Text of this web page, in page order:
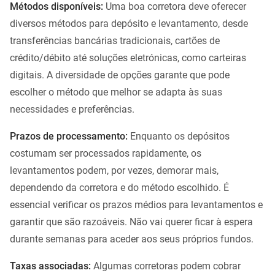
Métodos disponíveis: Uma boa corretora deve oferecer
diversos métodos para depósito e levantamento, desde
transferências bancárias tradicionais, cartões de
crédito/débito até soluções eletrónicas, como carteiras
digitais. A diversidade de opções garante que pode
escolher o método que melhor se adapta às suas
necessidades e preferências.
Prazos de processamento: Enquanto os depósitos
costumam ser processados rapidamente, os
levantamentos podem, por vezes, demorar mais,
dependendo da corretora e do método escolhido. É
essencial verificar os prazos médios para levantamentos e
garantir que são razoáveis. Não vai querer ficar à espera
durante semanas para aceder aos seus próprios fundos.
Taxas associadas: Algumas corretoras podem cobrar